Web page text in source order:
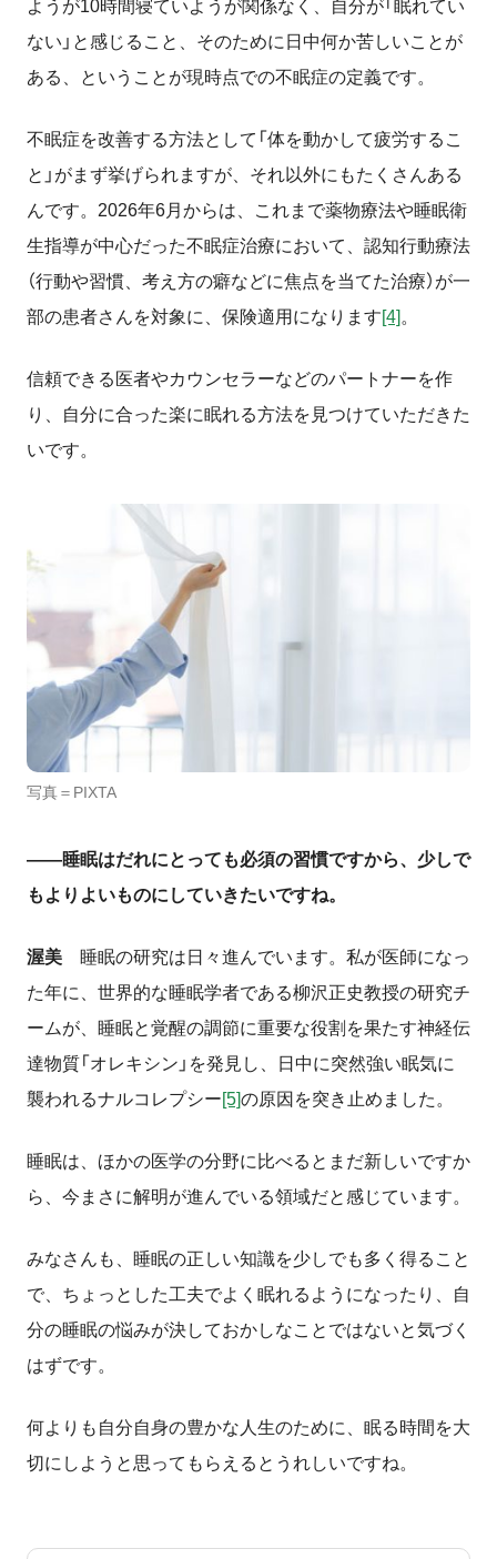
ようが10時間寝ていようが関係なく、自分が「眠れてい
ない」と感じること、そのために日中何か苦しいことが
ある、ということが現時点での不眠症の定義です。
不眠症を改善する方法として「体を動かして疲労するこ
と」がまず挙げられますが、それ以外にもたくさんある
んです。 2026年6月からは、これまで薬物療法や睡眠衛
生指導が中心だった不眠症治療において、認知行動療法
（行動や習慣、考え方の癖などに焦点を当てた治療）が一
部の患者さんを対象に、保険適用になります[4] 。
信頼できる医者やカウンセラーなどのパートナーを作
り、自分に合った楽に眠れる方法を見つけていただきた
いです。
写真＝PIXTA
――睡眠はだれにとっても必須の習慣ですから、少しで
もよりよいものにしていきたいですね。
渥美 睡眠の研究は日々進んでいます。私が医師になっ
た年に、世界的な睡眠学者である柳沢正史教授の研究チ
ームが、睡眠と覚醒の調節に重要な役割を果たす神経伝
達物質「オレキシン」を発見し、日中に突然強い眠気に
襲われるナルコレプシー[5]の原因を突き止めました。
睡眠は、ほかの医学の分野に比べるとまだ新しいですか
ら、今まさに解明が進んでいる領域だと感じています。
みなさんも、睡眠の正しい知識を少しでも多く得ること
で、ちょっとした工夫でよく眠れるようになったり、自
分の睡眠の悩みが決しておかしなことではないと気づく
はずです。
何よりも自分自身の豊かな人生のために、眠る時間を大
切にしようと思ってもらえるとうれしいですね。